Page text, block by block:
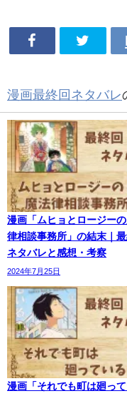
漫画最終回ネタバレ
漫画「ムヒョとロージー
律相談事務所」の結末｜最
ネタバレと感想・考察
2024年7月25日
漫画「それでも町は廻っ